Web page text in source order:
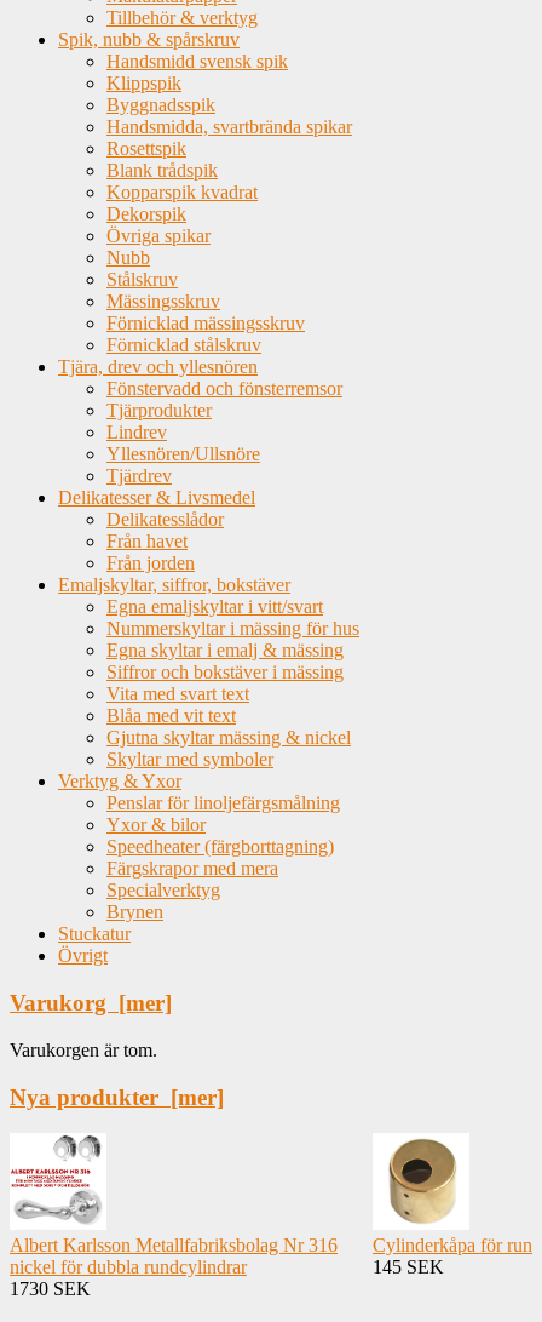
Tillbehör & verktyg
Spik, nubb & spårskruv
Handsmidd svensk spik
Klippspik
Byggnadsspik
Handsmidda, svartbrända spikar
Rosettspik
Blank trådspik
Kopparspik kvadrat
Dekorspik
Övriga spikar
Nubb
Stålskruv
Mässingsskruv
Förnicklad mässingsskruv
Förnicklad stålskruv
Tjära, drev och yllesnören
Fönstervadd och fönsterremsor
Tjärprodukter
Lindrev
Yllesnören/Ullsnöre
Tjärdrev
Delikatesser & Livsmedel
Delikatesslådor
Från havet
Från jorden
Emaljskyltar, siffror, bokstäver
Egna emaljskyltar i vitt/svart
Nummerskyltar i mässing för hus
Egna skyltar i emalj & mässing
Siffror och bokstäver i mässing
Vita med svart text
Blåa med vit text
Gjutna skyltar mässing & nickel
Skyltar med symboler
Verktyg & Yxor
Penslar för linoljefärgsmålning
Yxor & bilor
Speedheater (färgborttagning)
Färgskrapor med mera
Specialverktyg
Brynen
Stuckatur
Övrigt
Varukorg [mer]
Varukorgen är tom.
Nya produkter [mer]
Albert Karlsson Metallfabriksbolag Nr 316
nickel för dubbla rundcylindrar
1730 SEK
Cylinderkåpa för
145 SEK